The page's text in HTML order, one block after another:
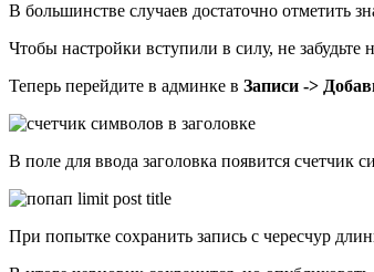
В большинстве случаев достаточно отметить
Чтобы настройки вступили в силу, не забудьте
Теперь перейдите в админке в Записи ->
В поле для ввода заголовка появится счетчик
При попытке сохранить запись с чересчур